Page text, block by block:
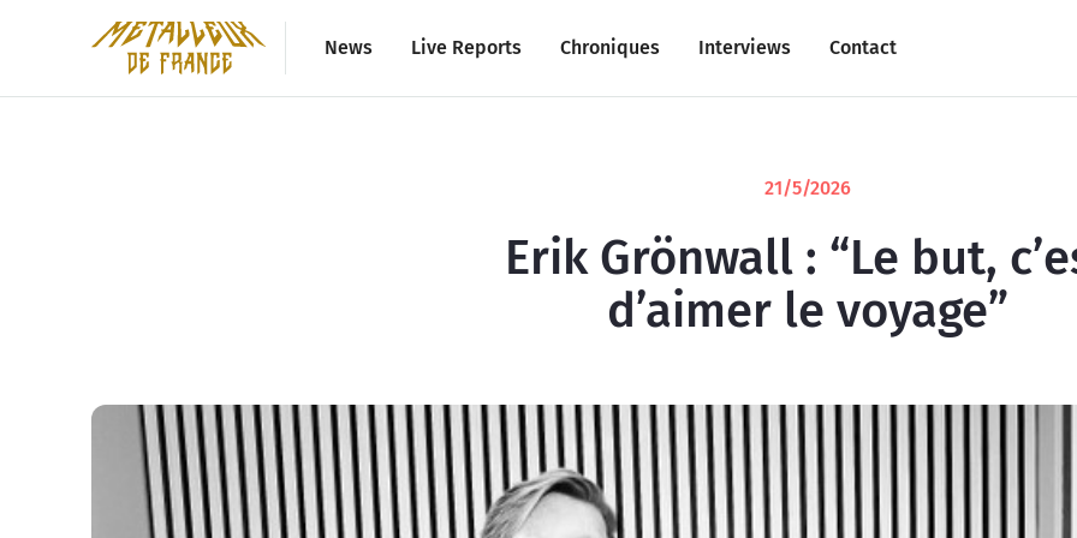
News Live Reports Chroniques Interviews Contact
21/5/2026
Erik Grönwall : “Le but,
d’aimer le voyage”